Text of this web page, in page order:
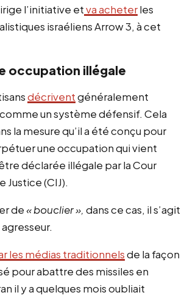
l’initiative etva acheterles
israéliens Arrow 3, à cet
occupation illégale
décriventgénéralement
un système défensif. Cela
la mesure qu’il a été conçu pour
une occupation qui vient
déclarée illégale par la Cour
Justice (CIJ).
de« bouclier », dans ce cas, il s’agit
les médias traditionnelsde la façon
pour abattre des missiles en
il y a quelques mois oubliait